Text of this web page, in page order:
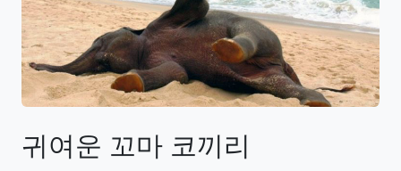
귀여운 꼬마 코끼리